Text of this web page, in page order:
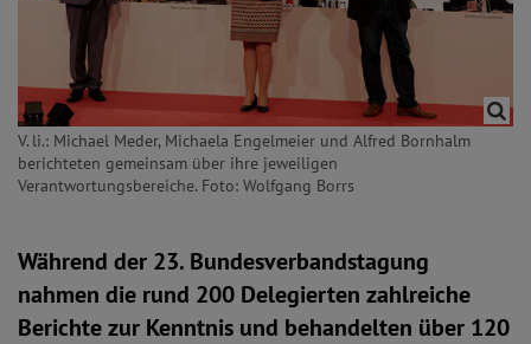
V. li.: Michael Meder, Michaela Engelmeier und Alfred Bornhalm
berichteten gemeinsam über ihre jeweiligen
Verantwortungsbereiche. Foto: Wolfgang Borrs
Während der 23. Bundesverbandstagung
nahmen die rund 200 Delegierten zahlreiche
Berichte zur Kenntnis und behandelten über 120